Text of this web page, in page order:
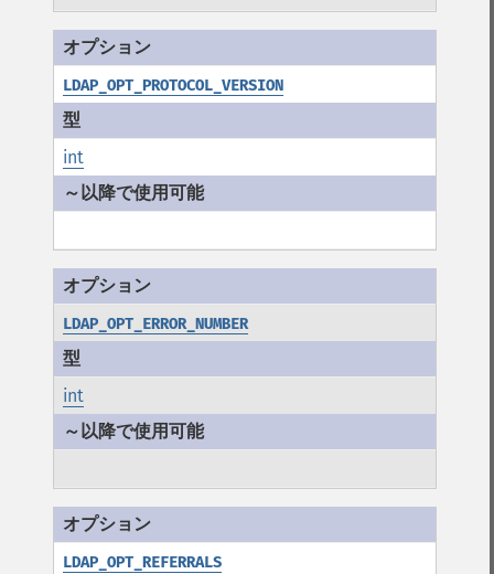
LDAP_OPT_PROTOCOL_VERSION
int
LDAP_OPT_ERROR_NUMBER
int
LDAP_OPT_REFERRALS